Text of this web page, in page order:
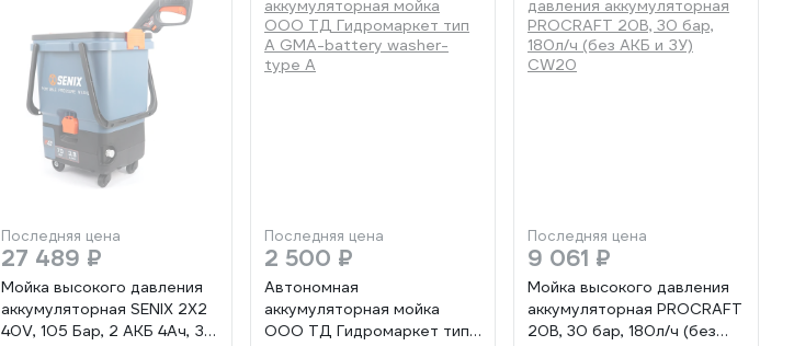
Последняя цена
27 489 ₽
Мойка высокого давления
аккумуляторная SENIX 2X2
40V, 105 Бар, 2 АКБ 4Ач, ЗУ
Последняя цена
2 500 ₽
Автономная
аккумуляторная мойка
ООО ТД Гидромаркет тип
Последняя цена
9 061 ₽
Мойка высокого давления
аккумуляторная PROCRAFT
20В, 30 бар, 180л/ч (без